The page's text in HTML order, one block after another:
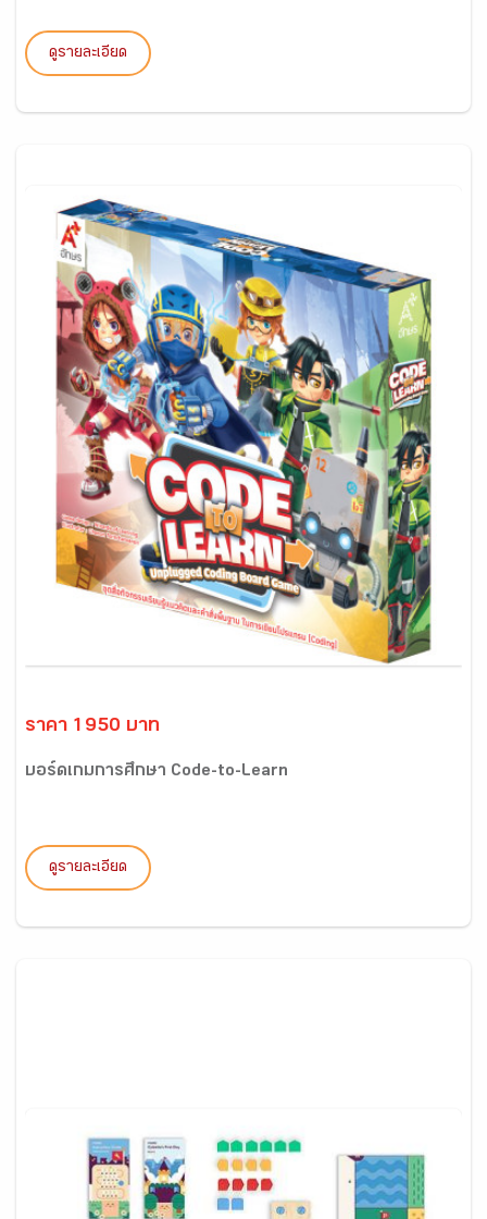
ดูรายละเอียด
ราคา 1950 บาท
บอร์ดเกมการศึกษา Code-to-Learn
ดูรายละเอียด